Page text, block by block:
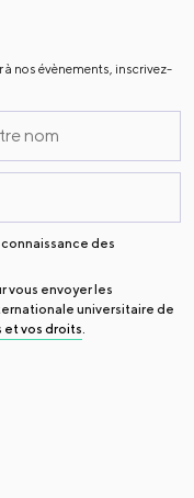
nos évènements, inscrivez-
des
vous envoyer les
universitaire de
et vos droits.